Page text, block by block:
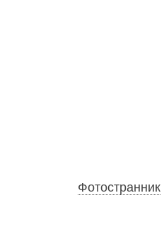
Фотостранник